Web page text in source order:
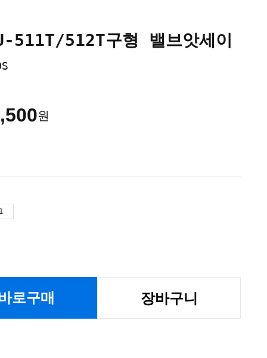
511T/512T구형 밸브앗세이
원
로구매 장바구니